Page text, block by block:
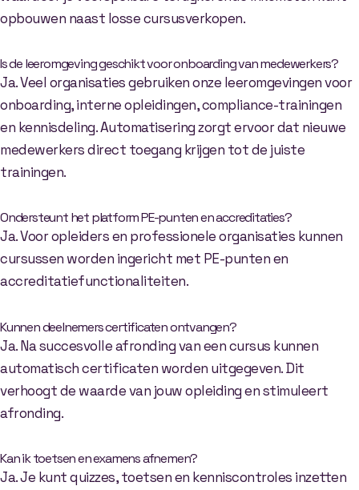
opbouwen naast losse cursusverkopen.
Is de leeromgeving geschikt voor onboarding van medewerkers?
Ja. Veel organisaties gebruiken onze leeromgevingen voor
onboarding, interne opleidingen, compliance-trainingen
en kennisdeling. Automatisering zorgt ervoor dat nieuwe
medewerkers direct toegang krijgen tot de juiste
trainingen.
Ondersteunt het platform PE-punten en accreditaties?
Ja. Voor opleiders en professionele organisaties kunnen
cursussen worden ingericht met PE-punten en
accreditatiefunctionaliteiten.
Kunnen deelnemers certificaten ontvangen?
Ja. Na succesvolle afronding van een cursus kunnen
automatisch certificaten worden uitgegeven. Dit
verhoogt de waarde van jouw opleiding en stimuleert
afronding.
Kan ik toetsen en examens afnemen?
Ja. Je kunt quizzes, toetsen en kenniscontroles inzetten